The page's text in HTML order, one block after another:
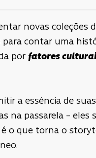
novas coleções
contar uma
por fatores
a essência de
na passarela – eles
o que torna o